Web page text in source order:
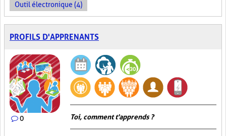
Outil électronique (4)
PROFILS D'APPRENANTS
0 Toi, comment t'apprends ?